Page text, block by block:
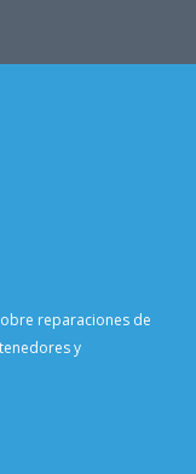
reparaciones de
y